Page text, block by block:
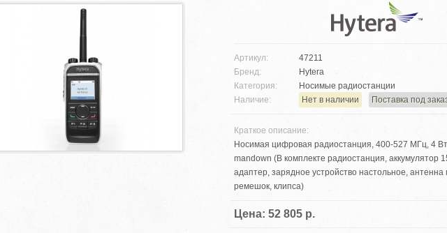
Артикул:
47211
Бренд:
Hytera
Категория:
Носимые радиостанции
Наличие:
Нет в наличии Поставка под
Краткое описание:
Носимая цифровая радиостанция, 400-527 МГц, 4
mandown (В комплекте радиостанция, аккумулятор
адаптер, зарядное устройство настольное, антенна
ремешок, клипса)
Цена: 52 805 р.